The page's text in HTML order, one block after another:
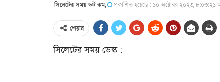
সিলেটের সময় ডট কম, প্রকাশিত হয়েছে : ১০ অক্টোবর ২০২৩, ৮:০৩:২১
শেয়ার
সিলেটের সময় ডেস্ক :